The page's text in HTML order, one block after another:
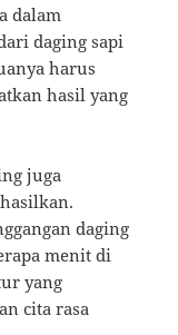
dalam
daging sapi
harus
hasil yang
juga
daging
menit di
yang
cita rasa